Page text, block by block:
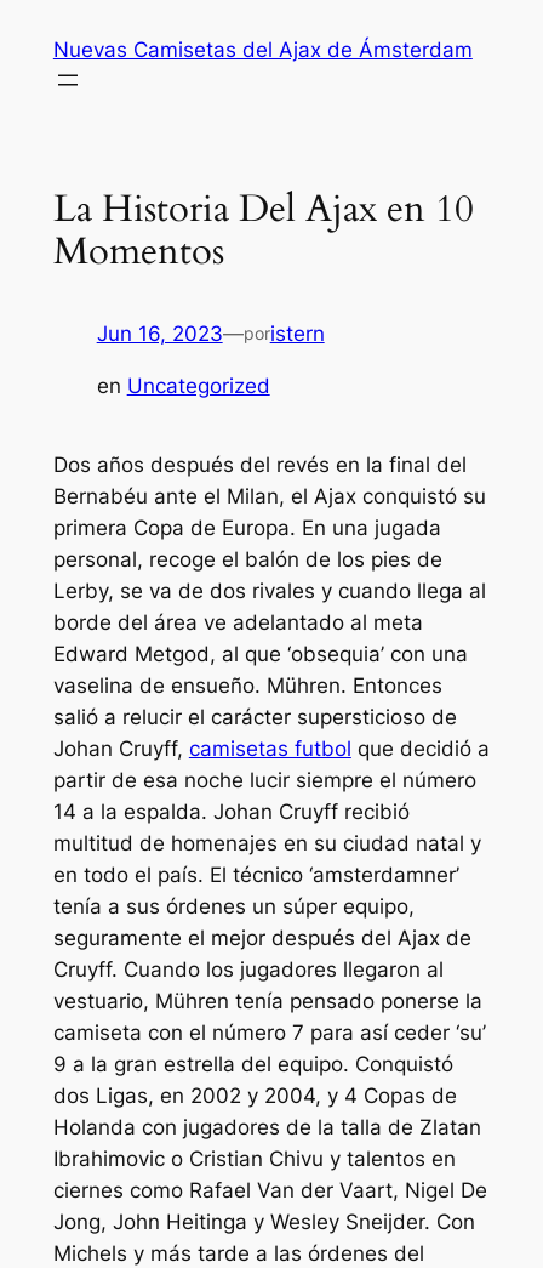
contenido
Nuevas Camisetas del Ajax de Ámsterdam
La Historia Del Ajax en 10
Momentos
Jun 16, 2023—poristern
en Uncategorized
Dos años después del revés en la final del
Bernabéu ante el Milan, el Ajax conquistó su
primera Copa de Europa. En una jugada
personal, recoge el balón de los pies de
Lerby, se va de dos rivales y cuando llega al
borde del área ve adelantado al meta
Edward Metgod, al que ‘obsequia’ con una
vaselina de ensueño. Mühren. Entonces
salió a relucir el carácter supersticioso de
Johan Cruyff, camisetas futbol que decidió a
partir de esa noche lucir siempre el número
14 a la espalda. Johan Cruyff recibió
multitud de homenajes en su ciudad natal y
en todo el país. El técnico ‘amsterdamner’
tenía a sus órdenes un súper equipo,
seguramente el mejor después del Ajax de
Cruyff. Cuando los jugadores llegaron al
vestuario, Mühren tenía pensado ponerse la
camiseta con el número 7 para así ceder ‘su’
9 a la gran estrella del equipo. Conquistó
dos Ligas, en 2002 y 2004, y 4 Copas de
Holanda con jugadores de la talla de Zlatan
Ibrahimovic o Cristian Chivu y talentos en
ciernes como Rafael Van der Vaart, Nigel De
Jong, John Heitinga y Wesley Sneijder. Con
Michels y más tarde a las órdenes del